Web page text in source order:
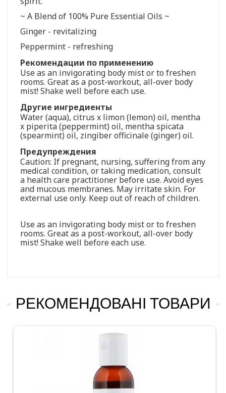
~ A Blend of 100% Pure Essential Oils ~
Ginger - revitalizing
Peppermint - refreshing
Рекомендации по применению
Use as an invigorating body mist or to freshen
rooms. Great as a post-workout, all-over body
mist! Shake well before each use.
Другие ингредиенты
Water (aqua), citrus x limon (lemon) oil, mentha
x piperita (peppermint) oil, mentha spicata
(spearmint) oil, zingiber officinale (ginger) oil.
Предупреждения
Caution: If pregnant, nursing, suffering from any
medical condition, or taking medication, consult
a health care practitioner before use. Avoid eyes
and mucous membranes. May irritate skin. For
external use only. Keep out of reach of children.
Use as an invigorating body mist or to freshen
rooms. Great as a post-workout, all-over body
mist! Shake well before each use.
РЕКОМЕНДОВАНІ ТОВАРИ